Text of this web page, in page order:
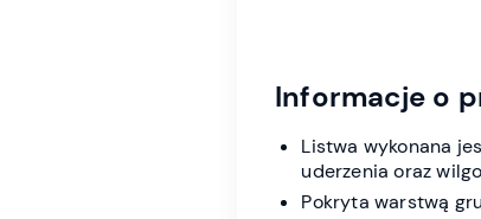
Informacje o
Listwa wykonana
uderzenia oraz
Pokryta warstwą